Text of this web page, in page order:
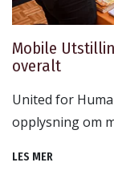
Mobile
overalt
United for
opplysning om
LES MER